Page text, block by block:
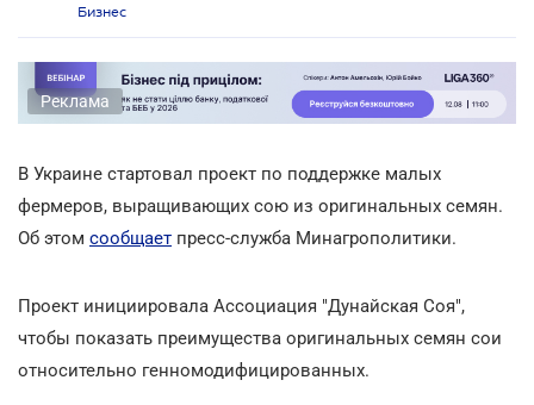
Бизнес
Реклама
В Украине стартовал проект по поддержке малых
фермеров, выращивающих сою из оригинальных семян.
Об этом сообщает пресс-служба Минагрополитики.
Проект инициировала Ассоциация "Дунайская Соя",
чтобы показать преимущества оригинальных семян сои
относительно генномодифицированных.